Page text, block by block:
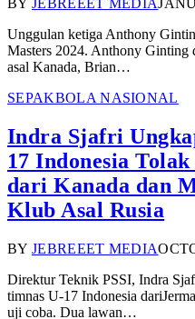
Unggulan ketiga Anthony
Masters 2024. Anthony Ginting
asal Kanada, Brian…
SEPAKBOLA NASIONAL
Indra Sjafri
17 Indonesia
dari Kanada dan
Klub Asal Rusia
BY JEBREEET MEDIA
Direktur Teknik PSSI, Indra
timnas U-17 Indonesia
uji coba. Dua lawan…